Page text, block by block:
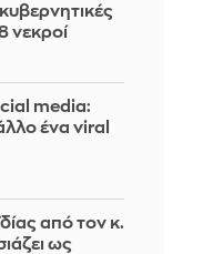
νεκροί
media:
ένα viral
από τον κ.
ως